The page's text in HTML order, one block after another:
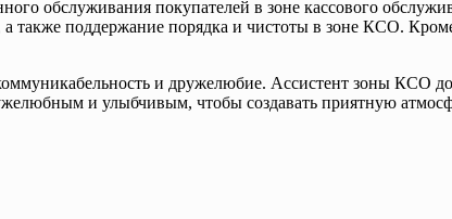
обслуживания покупателей в зоне кассового
также поддержание порядка и чистоты в зоне КСО.
и дружелюбие. Ассистент зоны КСО
и улыбчивым, чтобы создавать приятную